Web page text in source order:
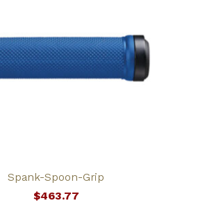
Spank-Spoon-Grip
$463.77